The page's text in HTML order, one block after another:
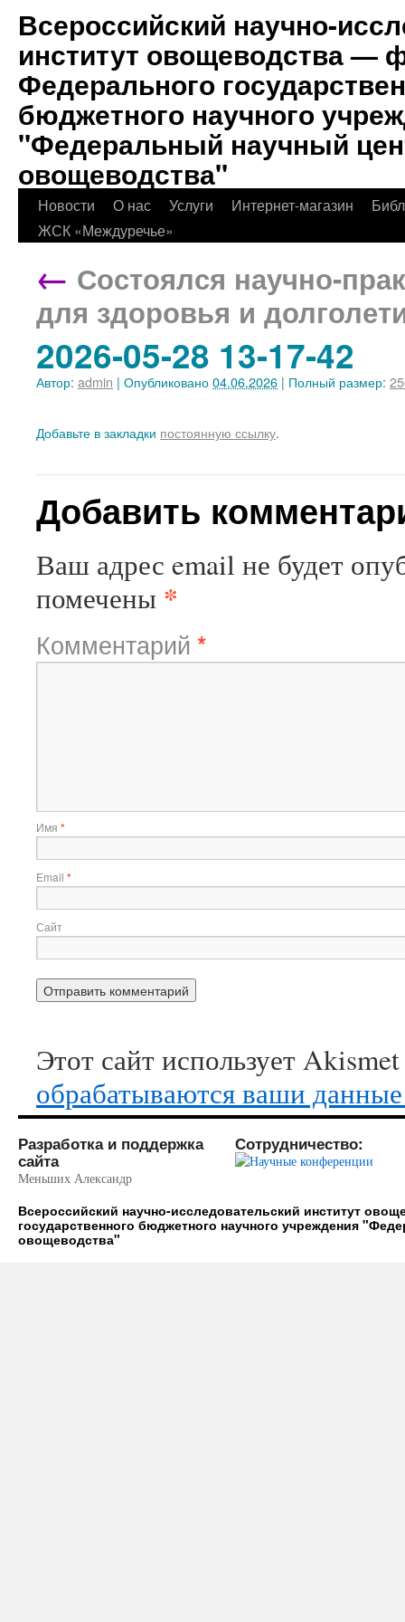
Всероссийский научно-
институт овощеводства —
Федерального
бюджетного научного
"Федеральный научный
овощеводства"
Новости О нас Услуги Интернет-магазин
ЖСК «Междуречье»
← Состоялся научно-
для здоровья и
2026-05-28 13-17-42
Автор: admin | Опубликовано04.06.2026 | Полный размер:
Добавьте в закладки постоянную ссылку.
Добавить
Ваш адрес email не будет
помечены *
Комментарий *
Имя *
Email *
Сайт
Этот сайт использует
обрабатываются ваши
Разработка и поддержка
сайта
Меньших Александр
Сотрудничество:
Всероссийский научно-исследовательский институт
государственного бюджетного научного учреждения
овощеводства"